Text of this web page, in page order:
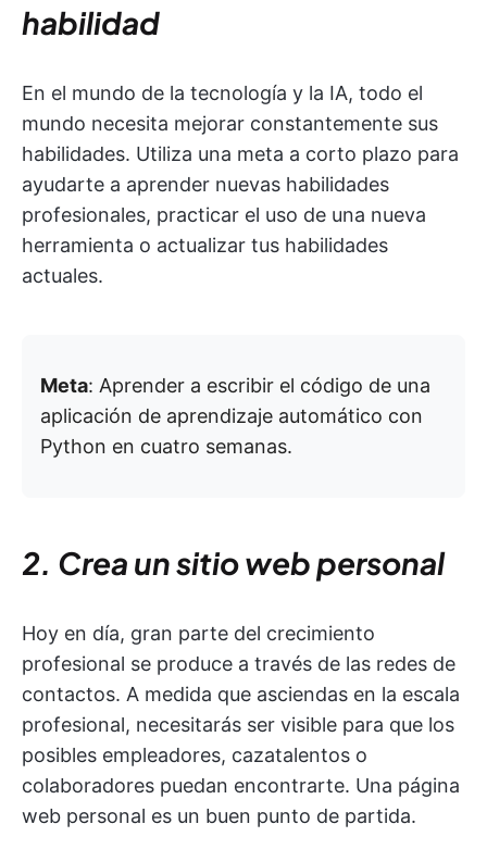
habilidad
En el mundo de la tecnología y la IA, todo el
mundo necesita mejorar constantemente sus
habilidades. Utiliza una meta a corto plazo para
ayudarte a aprender nuevas habilidades
profesionales, practicar el uso de una nueva
herramienta o actualizar tus habilidades
actuales.
Meta: Aprender a escribir el código de una
aplicación de aprendizaje automático con
Python en cuatro semanas.
2. Crea un sitio web personal
Hoy en día, gran parte del crecimiento
profesional se produce a través de las redes de
contactos. A medida que asciendas en la escala
profesional, necesitarás ser visible para que los
posibles empleadores, cazatalentos o
colaboradores puedan encontrarte. Una página
web personal es un buen punto de partida.